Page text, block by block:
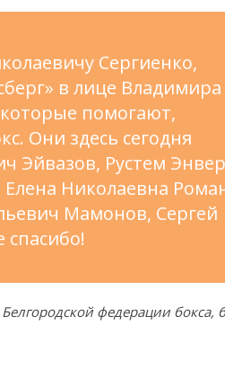
Сергиенко,
в лице Владимира
помогают,
Они здесь сегодня
Эйвазов, Рустем
Николаевна
Мамонов, Сергей
федерации бокса,